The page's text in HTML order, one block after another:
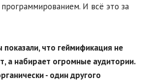
И всё это за
что геймификация не
а набирает огромные аудитории.
- один другого